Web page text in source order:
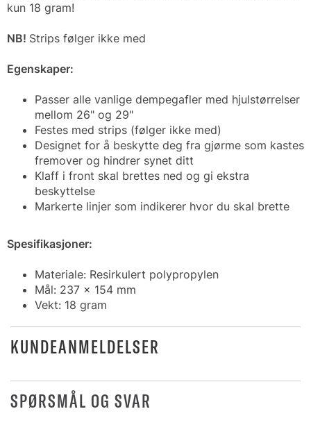
kun 18 gram!
NB! Strips følger ikke med
Egenskaper:
Passer alle vanlige dempegafler med hjulstørrelser
mellom 26" og 29"
Festes med strips (følger ikke med)
Designet for å beskytte deg fra gjørme som kastes
fremover og hindrer synet ditt
Klaff i front skal brettes ned og gi ekstra
beskyttelse
Markerte linjer som indikerer hvor du skal brette
Spesifikasjoner:
Materiale: Resirkulert polypropylen
Mål: 237 x 154 mm
Vekt: 18 gram
KUNDEANMELDELSER
SPØRSMÅL OG SVAR